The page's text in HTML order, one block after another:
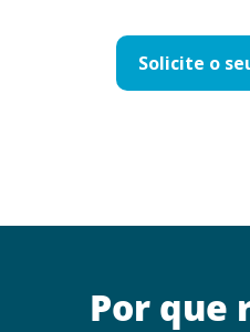
Solicite o
Por que